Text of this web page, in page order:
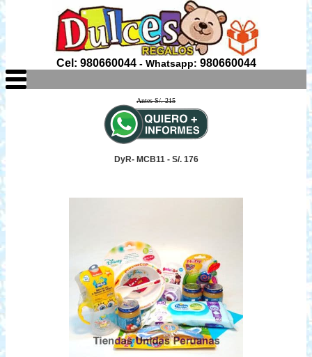
Cel: 980660044- Whatsapp: 980660044
Antes S/. 215
DyR- MCB11 - S/. 176